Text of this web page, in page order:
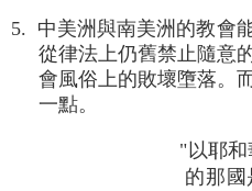
5. 中美洲與南美洲的教會
從律法上仍舊禁止隨意
會風俗上的敗壞墮落。
一點。
"以耶
的那國